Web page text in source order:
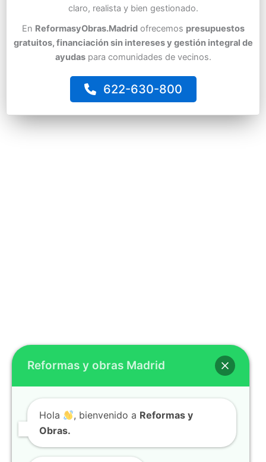
claro, realista y bien gestionado.
En ReformasyObras.Madridofrecemos presupuestos
gratuitos, financiación sin intereses y gestión integral de
ayudaspara comunidades de vecinos.
622-630-800
Reformas y obras Madrid
Hola , bienvenido a Reformas y
Obras.